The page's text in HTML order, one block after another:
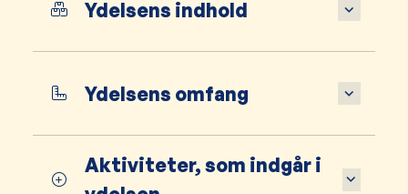
Ydelsens indhold
Ydelsens omfang
Aktiviteter, som indgår i